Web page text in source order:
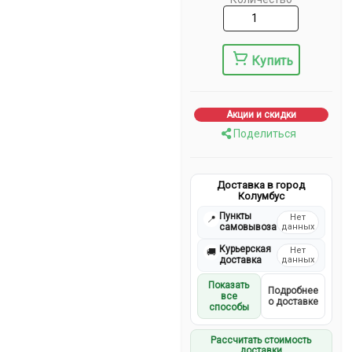
Купить
Акции и скидки
Поделиться
Доставка в город
Колумбус
📍 Пункты
самовывоза
Нет
данных
🚚 Курьерская
доставка
Нет
данных
Показать
все
способы
Подробнее
о доставке
Рассчитать стоимость